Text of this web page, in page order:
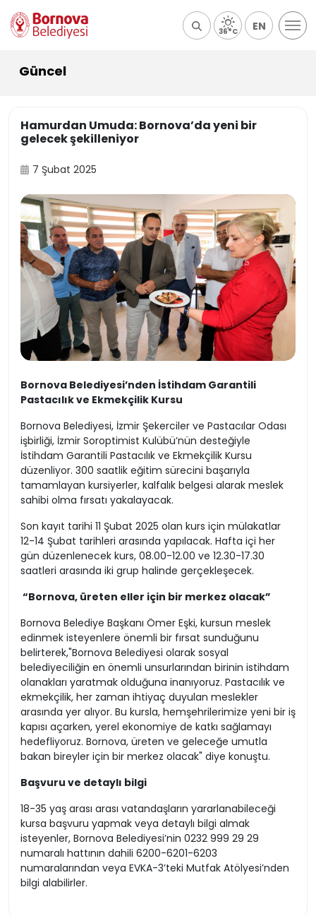
36°C EN
Güncel
Hamurdan Umuda: Bornova’da yeni bir
gelecek şekilleniyor
7 Şubat 2025
Bornova Belediyesi’nden İstihdam Garantili
Pastacılık ve Ekmekçilik Kursu
Bornova Belediyesi, İzmir Şekerciler ve Pastacılar Odası
işbirliği, İzmir Soroptimist Kulübü’nün desteğiyle
İstihdam Garantili Pastacılık ve Ekmekçilik Kursu
düzenliyor. 300 saatlik eğitim sürecini başarıyla
tamamlayan kursiyerler, kalfalık belgesi alarak meslek
sahibi olma fırsatı yakalayacak.
Son kayıt tarihi 11 Şubat 2025 olan kurs için mülakatlar
12-14 Şubat tarihleri arasında yapılacak. Hafta içi her
gün düzenlenecek kurs, 08.00-12.00 ve 12.30-17.30
saatleri arasında iki grup halinde gerçekleşecek.
“Bornova, üreten eller için bir merkez olacak”
Bornova Belediye Başkanı Ömer Eşki, kursun meslek
edinmek isteyenlere önemli bir fırsat sunduğunu
belirterek,"Bornova Belediyesi olarak sosyal
belediyeciliğin en önemli unsurlarından birinin istihdam
olanakları yaratmak olduğuna inanıyoruz. Pastacılık ve
ekmekçilik, her zaman ihtiyaç duyulan meslekler
arasında yer alıyor. Bu kursla, hemşehrilerimize yeni bir iş
kapısı açarken, yerel ekonomiye de katkı sağlamayı
hedefliyoruz. Bornova, üreten ve geleceğe umutla
bakan bireyler için bir merkez olacak" diye konuştu.
Başvuru ve detaylı bilgi
18-35 yaş arası arası vatandaşların yararlanabileceği
kursa başvuru yapmak veya detaylı bilgi almak
isteyenler, Bornova Belediyesi’nin 0232 999 29 29
numaralı hattının dahili 6200-6201-6203
numaralarından veya EVKA-3’teki Mutfak Atölyesi’nden
bilgi alabilirler.